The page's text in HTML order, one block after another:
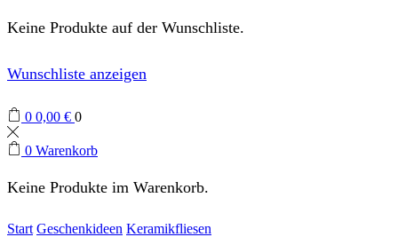
Keine Produkte auf der Wunschliste.
Wunschliste anzeigen
0 0,00 € 0
0 Warenkorb
Keine Produkte im Warenkorb.
Start Geschenkideen Keramikfliesen